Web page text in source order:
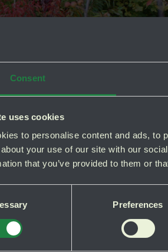
Consent
uses cookies
to personalise content and ads, to
your use of our site with our
that you’ve provided to them or
Preferences